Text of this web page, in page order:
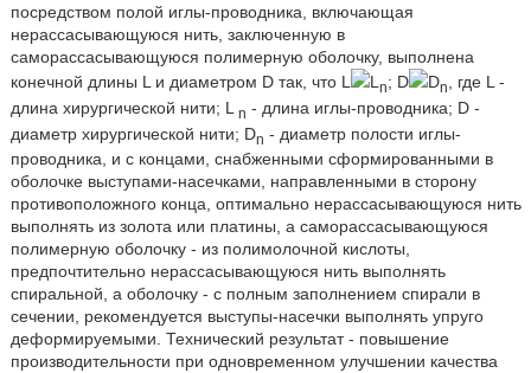
посредством полой иглы-проводника, включающая
нерассасывающуюся нить, заключенную в
саморассасывающуюся полимерную оболочку, выполнена
конечной длины L и диаметром D так, что L
L n; D Dn
, где L -
длина хирургической нити; L n - длина иглы-проводника; D -
диаметр хирургической нити; Dn - диаметр полости иглы-
проводника, и с концами, снабженными сформированными в
оболочке выступами-насечками, направленными в сторону
противоположного конца, оптимально нерассасывающуюся нить
выполнять из золота или платины, а саморассасывающуюся
полимерную оболочку - из полимолочной кислоты,
предпочтительно нерассасывающуюся нить выполнять
спиральной, а оболочку - с полным заполнением спирали в
сечении, рекомендуется выступы-насечки выполнять упруго
деформируемыми. Технический результат - повышение
производительности при одновременном улучшении качества